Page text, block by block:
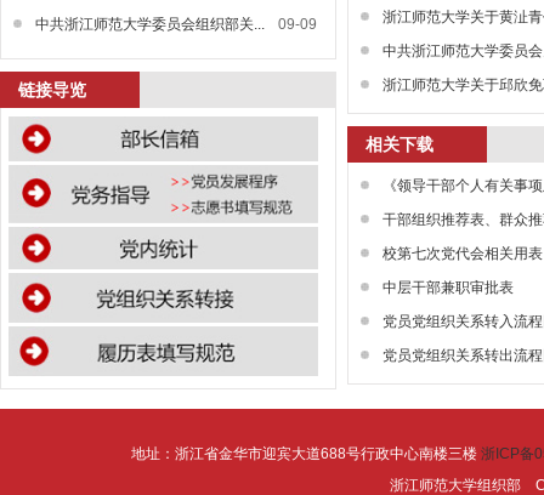
中共浙江师范大学委员会组织部关...
09-09
链接导览
浙江师范大学关于黄沚
中共浙江师范大学委员
浙江师范大学关于邱欣
相关下载
《领导干部个人有关事
干部组织推荐表、群众
校第七次党代会相关用表
中层干部兼职审批表
党员党组织关系转入流
党员党组织关系转出流
地址：浙江省金华市迎宾大道688号行政中心南楼三楼 浙ICP备
浙江师范大学组织部